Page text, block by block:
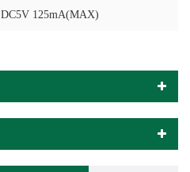
DC5V 125mA(MAX)